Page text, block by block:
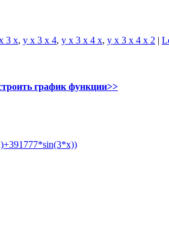
3 x, y x 3 x 4, y x 3 x 4 x, y x 3 x 4 x 2 |
график функции>>